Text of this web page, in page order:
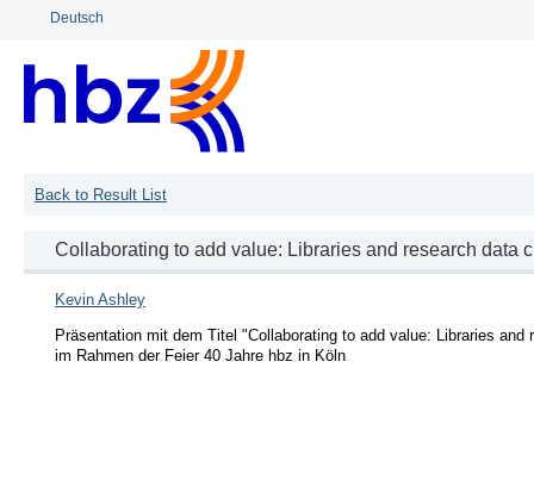
Deutsch
Back to Result List
Collaborating to add value: Libraries and research data
Kevin Ashley
Präsentation mit dem Titel "Collaborating to add value: Libraries and
im Rahmen der Feier 40 Jahre hbz in Köln